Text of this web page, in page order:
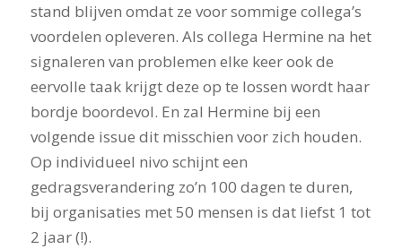
stand blijven omdat ze voor sommige collega’s
voordelen opleveren. Als collega Hermine na het
signaleren van problemen elke keer ook de
eervolle taak krijgt deze op te lossen wordt haar
bordje boordevol. En zal Hermine bij een
volgende issue dit misschien voor zich houden.
Op individueel nivo schijnt een
gedragsverandering zo’n 100 dagen te duren,
bij organisaties met 50 mensen is dat liefst 1 tot
2 jaar (!).